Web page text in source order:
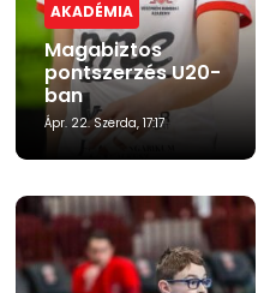
AKADÉMIA
Magabiztos
pontszerzés U20-
ban
Ápr. 22. Szerda, 17:17